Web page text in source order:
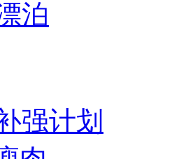
泊
强计划